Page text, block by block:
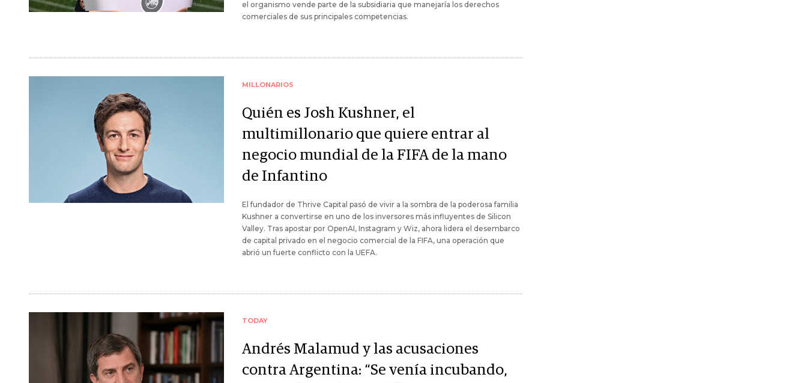
el organismo vende parte de la subsidiaria que manejaría los derechos
comerciales de sus principales competencias.
MILLONARIOS
Quién es Josh Kushner, el
multimillonario que quiere entrar al
negocio mundial de la FIFA de la mano
de Infantino
El fundador de Thrive Capital pasó de vivir a la sombra de la poderosa familia
Kushner a convertirse en uno de los inversores más influyentes de Silicon
Valley. Tras apostar por OpenAI, Instagram y Wiz, ahora lidera el desembarco
de capital privado en el negocio comercial de la FIFA, una operación que
abrió un fuerte conflicto con la UEFA.
TODAY
Andrés Malamud y las acusaciones
contra Argentina: “Se venía incubando,